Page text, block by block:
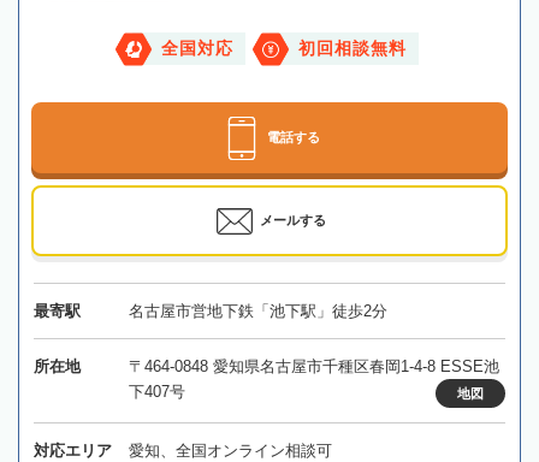
全国対応 初回相談無料
電話する
メールする
最寄駅 名古屋市営地下鉄「池下駅」徒歩2分
所在地
〒464-0848 愛知県名古屋市千種区春岡1-4-8 ESSE池
下407号
地図
対応エリア 愛知、全国オンライン相談可